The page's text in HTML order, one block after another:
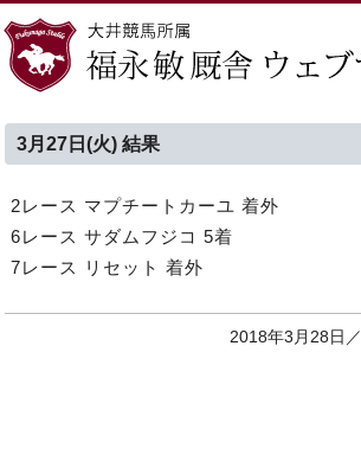
3月27日(火) 結果
2レース マプチートカーユ 着外
6レース サダムフジコ 5着
7レース リセット 着外
2018年3月28日／